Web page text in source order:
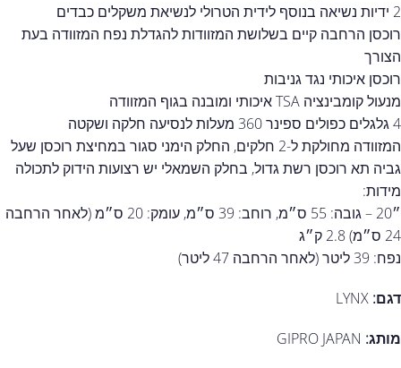
2 ידיות נשיאה בנוסף לידית הטרולי לנשיאת משקלים כבדים
רוכסן הרחבה קיים בשלושת המזוודות להגדלת נפח המזוודה בעת
הצורך
רוכסן איכותי נגד גניבות
מנעול קומבינציה TSA איכותי ומובנה בגוף המזוודה
4 גלגלים כפולים ספינר 360 מעלות לנסיעה חלקה ושקטה
המזוודה מחולקת ל-2 חלקים, החלק הימני סגור במחיצת רוכסן שעל
גביה תא רוכסן רשת גדול, בחלק השמאלי יש רצועות הידוק לתכולה
מידות:
״20 – גובה: 55 ס״מ, רוחב: 39 ס״מ, עומק: 20 ס״מ (לאחר הרחבה
24 ס״מ) 2.8 ק״ג
נפח: 39 ליטר (לאחר הרחבה 47 ליטר)
דגם: LYNX
מותג: GIPRO JAPAN